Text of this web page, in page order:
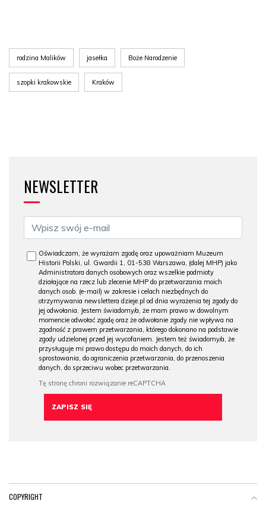
rodzina Malików jasełka Boże Narodzenie
szopki krakowskie Kraków
NEWSLETTER
Oświadczam, że wyrażam zgodę oraz upoważniam Muzeum
Historii Polski, ul. Gwardii 1, 01-538 Warszawa, (dalej MHP) jako
Administratora danych osobowych oraz wszelkie podmioty
działające na rzecz lub zlecenie MHP do przetwarzania moich
danych osob. (e-mail) w zakresie i celach niezbędnych do
otrzymywania newslettera dzieje.pl od dnia wyrażenia tej zgody do
jej odwołania. Jestem świadomy/a, że mam prawo w dowolnym
momencie odwołać zgodę oraz że odwołanie zgody nie wpływa na
zgodność z prawem przetwarzania, którego dokonano na podstawie
zgody udzielonej przed jej wycofaniem. Jestem też świadomy/a, że
przysługuje mi prawo dostępu do moich danych, do ich
sprostowania, do ograniczenia przetwarzania, do przenoszenia
danych, do sprzeciwu wobec przetwarzania.
COPYRIGHT